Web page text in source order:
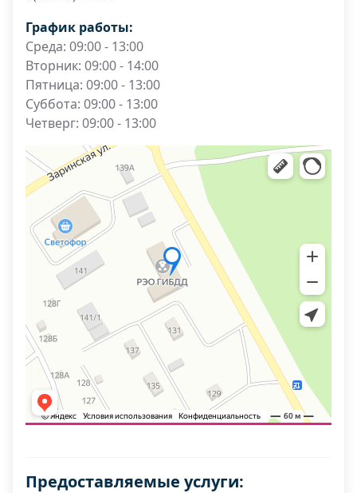
График работы:
Среда: 09:00 - 13:00
Вторник: 09:00 - 14:00
Пятница: 09:00 - 13:00
Суббота: 09:00 - 13:00
Четверг: 09:00 - 13:00
Предоставляемые услуги: